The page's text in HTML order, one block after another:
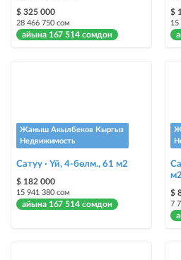
башкалардан өзгөчөлөнтүп, аны
$ 325 000
28 466 750 сом
айына 167 514 сомдон
$
15
Жаныш Акылбеков Кыргыз
Недвижимость
Сатуу · Үй, 4-бөлм., 61 м2
$ 182 000
15 941 380 сом
айына 167 514 сомдон
$
7